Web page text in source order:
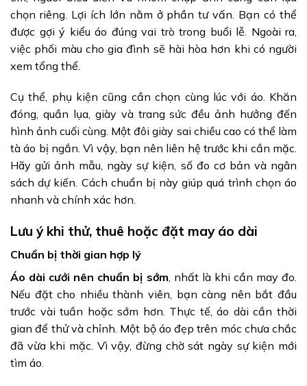
chọn riêng. Lợi ích lớn nằm ở phần tư vấn. Bạn có thể
được gợi ý kiểu áo đúng vai trò trong buổi lễ. Ngoài ra,
việc phối màu cho gia đình sẽ hài hòa hơn khi có người
xem tổng thể.
Cụ thể, phụ kiện cũng cần chọn cùng lúc với áo. Khăn
đóng, quần lụa, giày và trang sức đều ảnh hưởng đến
hình ảnh cuối cùng. Một đôi giày sai chiều cao có thể làm
tà áo bị ngắn. Vì vậy, bạn nên liên hệ trước khi cần mặc.
Hãy gửi ảnh mẫu, ngày sự kiện, số đo cơ bản và ngân
sách dự kiến. Cách chuẩn bị này giúp quá trình chọn áo
nhanh và chính xác hơn.
Lưu ý khi thử, thuê hoặc đặt may áo dài
Chuẩn bị thời gian hợp lý
Áo dài cưới nên chuẩn bị sớm , nhất là khi cần may đo.
Nếu đặt cho nhiều thành viên, bạn càng nên bắt đầu
trước vài tuần hoặc sớm hơn. Thực tế, áo dài cần thời
gian để thử và chỉnh. Một bộ áo đẹp trên móc chưa chắc
đã vừa khi mặc. Vì vậy, đừng chờ sát ngày sự kiện mới
tìm áo.